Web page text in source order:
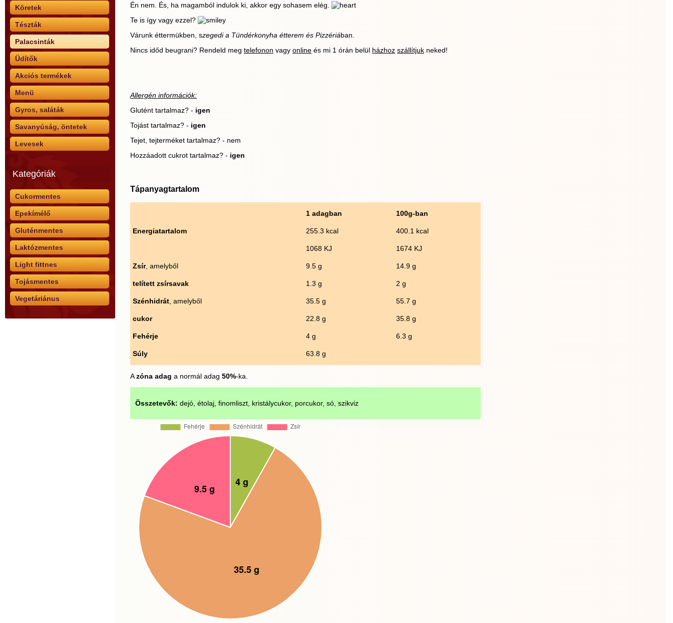
Köretek
Tészták
Palacsinták
Üdítők
Akciós termékek
Menü
Gyros, saláták
Savanyúság, öntetek
Levesek
Kategóriák
Cukormentes
Epekímélő
Gluténmentes
Laktózmentes
Light fittnes
Tojásmentes
Vegetáriánus
Én nem. És, ha magamból indulok ki, akkor egy sohasem elég.
Te is így vagy ezzel?
Várunk éttermükben, szegedi a Tündérkonyha étterem és Pizzériában.
Nincs időd beugrani? Rendeld meg telefonon vagy online és mi 1 órán belül házhoz szállítjuk neked!
Allergén információk:
Glutént tartalmaz? - igen
Tojást tartalmaz? - igen
Tejet, tejterméket tartalmaz? - nem
Hozzáadott cukrot tartalmaz? - igen
Tápanyagtartalom
1 adagban 100g-ban
Energiatartalom 255.3 kcal 400.1 kcal
1068 KJ 1674 KJ
Zsír, amelyből 9.5 g 14.9 g
telített zsírsavak 1.3 g 2 g
Szénhidrát , amelyből 35.5 g 55.7 g
cukor 22.8 g 35.8 g
Fehérje 4 g 6.3 g
Súly 63.8 g
Azóna adag a normál adag 50%-ka.
Összetevők: dejó, étolaj, finomliszt, kristálycukor, porcukor, só, szikviz